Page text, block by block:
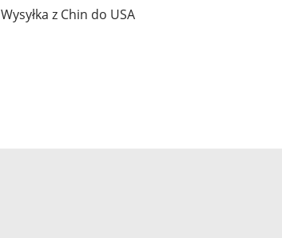
Wysyłka z Chin do USA